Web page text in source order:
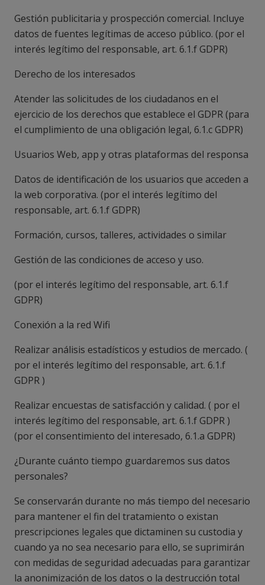
Gestión publicitaria y prospección comercial. Incluye
datos de fuentes legítimas de acceso público. (por el
interés legítimo del responsable, art. 6.1.f GDPR)
Derecho de los interesados
Atender las solicitudes de los ciudadanos en el
ejercicio de los derechos que establece el GDPR (para
el cumplimiento de una obligación legal, 6.1.c GDPR)
Usuarios Web, app y otras plataformas del responsa
Datos de identificación de los usuarios que acceden a
la web corporativa. (por el interés legítimo del
responsable, art. 6.1.f GDPR)
Formación, cursos, talleres, actividades o similar
Gestión de las condiciones de acceso y uso.
(por el interés legítimo del responsable, art. 6.1.f
GDPR)
Conexión a la red Wifi
Realizar análisis estadísticos y estudios de mercado. (
por el interés legítimo del responsable, art. 6.1.f
GDPR )
Realizar encuestas de satisfacción y calidad. ( por el
interés legítimo del responsable, art. 6.1.f GDPR )
(por el consentimiento del interesado, 6.1.a GDPR)
¿Durante cuánto tiempo guardaremos sus datos
personales?
Se conservarán durante no más tiempo del necesario
para mantener el fin del tratamiento o existan
prescripciones legales que dictaminen su custodia y
cuando ya no sea necesario para ello, se suprimirán
con medidas de seguridad adecuadas para garantizar
la anonimización de los datos o la destrucción total